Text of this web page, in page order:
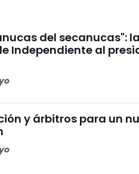
del secanucas": la
Independiente al
y árbitros para un